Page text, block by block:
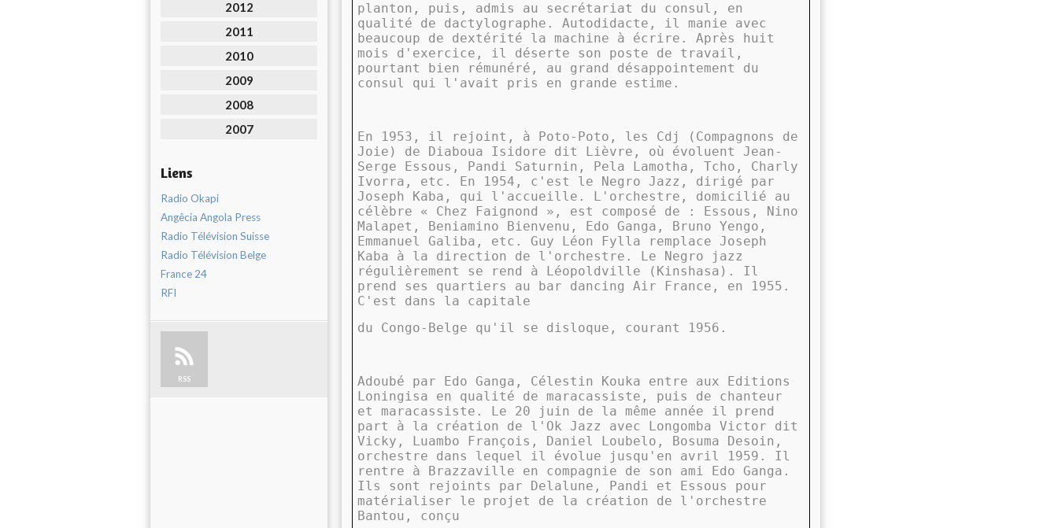
2012
2011
2010
2009
2008
2007
Liens
Radio Okapi
Angêcia Angola Press
Radio Télévision Suisse
Radio Télévision Belge
France 24
RFI
RSS
planton, puis, admis au secrétariat du consul, en
qualité de dactylographe. Autodidacte, il manie avec
beaucoup de dextérité la machine à écrire. Après huit
mois d'exercice, il déserte son poste de travail,
pourtant bien rémunéré, au grand désappointement du
consul qui l'avait pris en grande estime.
En 1953, il rejoint, à Poto-Poto, les Cdj (Compagnons de
Joie) de Diaboua Isidore dit Lièvre, où évoluent Jean-
Serge Essous, Pandi Saturnin, Pela Lamotha, Tcho, Charly
Ivorra, etc. En 1954, c'est le Negro Jazz, dirigé par
Joseph Kaba, qui l'accueille. L'orchestre, domicilié au
célèbre « Chez Faignond », est composé de : Essous, Nino
Malapet, Beniamino Bienvenu, Edo Ganga, Bruno Yengo,
Emmanuel Galiba, etc. Guy Léon Fylla remplace Joseph
Kaba à la direction de l'orchestre. Le Negro jazz
régulièrement se rend à Léopoldville (Kinshasa). Il
prend ses quartiers au bar dancing Air France, en 1955.
C'est dans la capitale
du Congo-Belge qu'il se disloque, courant 1956.
Adoubé par Edo Ganga, Célestin Kouka entre aux Editions
Loningisa en qualité de maracassiste, puis de chanteur
et maracassiste. Le 20 juin de la même année il prend
part à la création de l'Ok Jazz avec Longomba Victor dit
Vicky, Luambo François, Daniel Loubelo, Bosuma Desoin,
orchestre dans lequel il évolue jusqu'en avril 1959. Il
rentre à Brazzaville en compagnie de son ami Edo Ganga.
Ils sont rejoints par Delalune, Pandi et Essous pour
matérialiser le projet de la création de l'orchestre
Bantou, conçu